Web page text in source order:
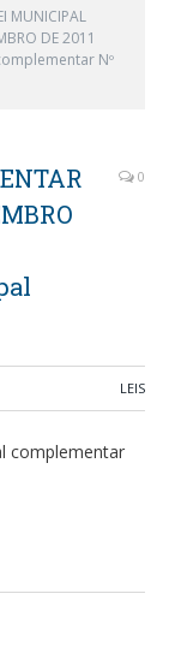
MUNICIPAL
DE 2011
Nº
0
LEIS
complementar